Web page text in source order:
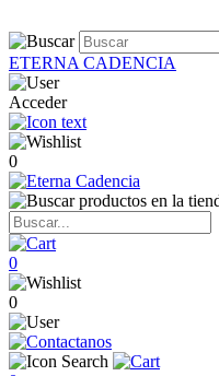
ETERNA CADENCIA
Acceder
0
0
0